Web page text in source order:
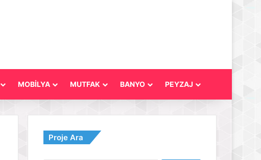
MOBİLYA MUTFAK BANYO PEYZAJ
Proje Ara